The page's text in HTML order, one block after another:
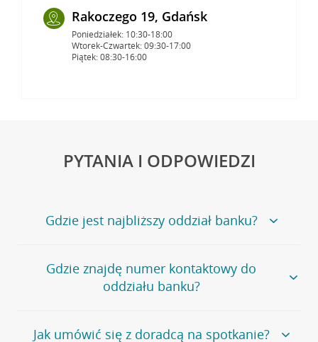
Rakoczego 19, Gdańsk
Poniedziałek: 10:30-18:00
Wtorek-Czwartek: 09:30-17:00
Piątek: 08:30-16:00
PYTANIA I ODPOWIEDZI
Gdzie jest najbliższy oddział banku?
Jeśli szukasz oddziału naszego banku, zapraszamy na
stronęPlacówki i bankomaty, na której znajduje się
wygodna wyszukiwarka.
oddziałów
Gdzie znajdę numer kontaktowy do
oddziału banku?
Bank Credit Agricole nie udostępnia ogólnego numeru
Jak umówić się z doradcą na spotkanie?